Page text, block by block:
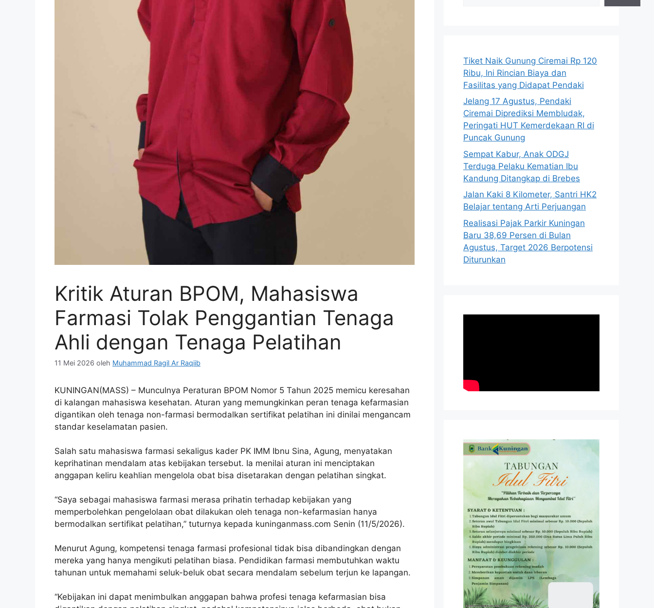
Kritik Aturan BPOM, Mahasiswa
Farmasi Tolak Penggantian Tenaga
Ahli dengan Tenaga Pelatihan
11 Mei 2026 oleh Muhammad Ragil Ar Raqiib
KUNINGAN(MASS) – Munculnya Peraturan BPOM Nomor 5 Tahun 2025 memicu keresahan
di kalangan mahasiswa kesehatan. Aturan yang memungkinkan peran tenaga kefarmasian
digantikan oleh tenaga non-farmasi bermodalkan sertifikat pelatihan ini dinilai mengancam
standar keselamatan pasien.
Salah satu mahasiswa farmasi sekaligus kader PK IMM Ibnu Sina, Agung, menyatakan
keprihatinan mendalam atas kebijakan tersebut. Ia menilai aturan ini menciptakan
anggapan keliru keahlian mengelola obat bisa disetarakan dengan pelatihan singkat.
“Saya sebagai mahasiswa farmasi merasa prihatin terhadap kebijakan yang
memperbolehkan pengelolaan obat dilakukan oleh tenaga non-kefarmasian hanya
bermodalkan sertifikat pelatihan,” tuturnya kepada kuninganmass.com Senin (11/5/2026).
Menurut Agung, kompetensi tenaga farmasi profesional tidak bisa dibandingkan dengan
mereka yang hanya mengikuti pelatihan biasa. Pendidikan farmasi membutuhkan waktu
tahunan untuk memahami seluk-beluk obat secara mendalam sebelum terjun ke lapangan.
“Kebijakan ini dapat menimbulkan anggapan bahwa profesi tenaga kefarmasian bisa
Tiket Naik Gunung Ciremai Rp 120
Ribu, Ini Rincian Biaya dan
Fasilitas yang Didapat Pendaki
Jelang 17 Agustus, Pendaki
Ciremai Diprediksi Membludak,
Peringati HUT Kemerdekaan RI di
Puncak Gunung
Sempat Kabur, Anak ODGJ
Terduga Pelaku Kematian Ibu
Kandung Ditangkap di Brebes
Jalan Kaki 8 Kilometer, Santri HK2
Belajar tentang Arti Perjuangan
Realisasi Pajak Parkir Kuningan
Baru 38,69 Persen di Bulan
Agustus, Target 2026 Berpotensi
Diturunkan